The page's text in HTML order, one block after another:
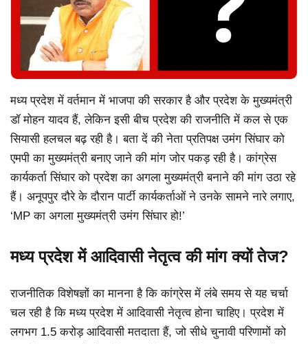
मध्य प्रदेश में वर्तमान में भाजपा की सरकार है और प्रदेश के मुख्यमंत्री
डॉ मोहन यादव हैं, लेकिन इसी बीच प्रदेश की राजनीति में कल से एक
सियासी हलचल बढ़ रही है। बता दें की नेता प्रतिपक्ष उमंग सिंघार को
एमपी का मुख्यमंत्री बनाए जाने की मांग जोर पकड़ रही है। कांग्रेस
कार्यकर्ता सिंघार को प्रदेश का अगला मुख्यमंत्री बनाने की मांग उठा रहे
हैं। अनूपपुर दौरे के दौरान पार्टी कार्यकर्ताओं ने उनके सामने नारे लगाए,
‘MP का अगला मुख्यमंत्री उमंग सिंघार हो!’
मध्य प्रदेश में आदिवासी नेतृत्व की मांग क्यों तेज?
राजनीतिक विशेषज्ञों का मानना है कि कांग्रेस में लंबे समय से यह चर्चा
चल रही है कि मध्य प्रदेश में आदिवासी नेतृत्व होना चाहिए। प्रदेश में
लगभग 1.5 करोड़ आदिवासी मतदाता हैं, जो सीधे चुनावी परिणामों को